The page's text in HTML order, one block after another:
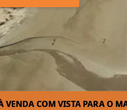
VENDA COM VISTA PARA O